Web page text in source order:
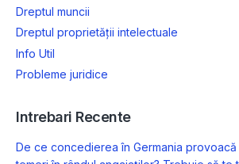
Dreptul muncii
Dreptul proprietății intelectuale
Info Util
Probleme juridice
Intrebari Recente
De ce concedierea în Germania provoacă